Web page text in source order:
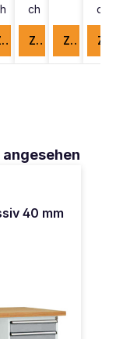
Zum Produkt
ch
Zum Produkt Zum Produkt
ch
40 mm